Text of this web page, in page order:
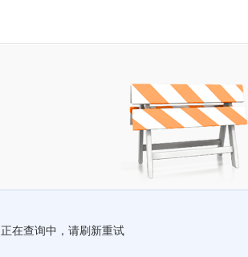
正在查询中，请刷新重试